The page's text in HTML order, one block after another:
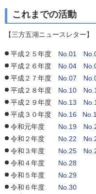
これまでの活動
【三方五湖ニュースレター】
平成２５年度 No.01
平成２６年度 No.04
平成２７年度 No.07
平成２８年度 No.10
平成２９年度 No.13
平成３０年度 No.16
令和元年度 No.19
令和２年度 No.22
令和３年度 No.25
令和４年度 No.28
令和５年度 No.29
令和６年度 No.30